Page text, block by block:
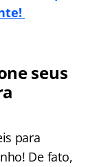
seus
para
De fato,